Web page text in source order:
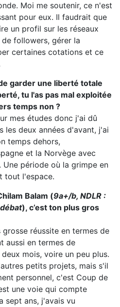
Moi me soutenir, ce n'est
pour eux. Il faudrait que
un profil sur les réseaux
followers, gérer la
certaines cotations et ce
garder une liberté totale
tu l'as pas mal exploitée
temps non ?
mes études donc j'ai dû
les deux années d'avant, j'ai
temps dehors,
et la Norvège avec
période où la grimpe en
tout l'espace.
Balam (9a+/b, NDLR :
), c’est ton plus gros
réussite en termes de
aussi en termes de
mois, voire un peu plus.
petits projets, mais s'il
personnel, c'est Coup de
une voie qui compte
sept ans, j'avais vu